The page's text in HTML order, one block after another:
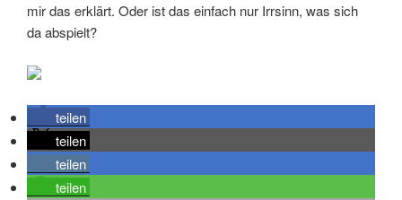
mir das erklärt. Oder ist das einfach nur Irrsinn, was sich
da abspielt?
teilen
teilen
teilen
teilen